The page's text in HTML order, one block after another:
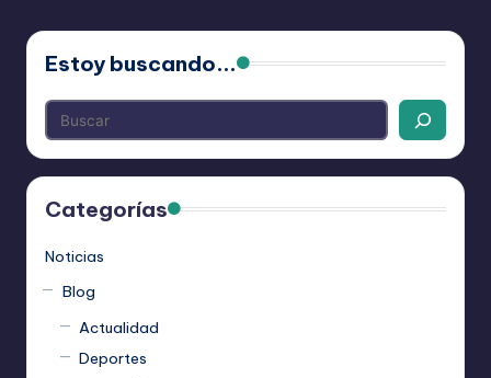
Estoy buscando...
Categorías
Noticias
Blog
Actualidad
Deportes